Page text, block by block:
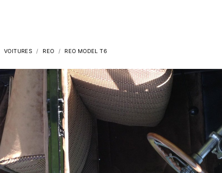
VOITURES REO REO MODEL T6